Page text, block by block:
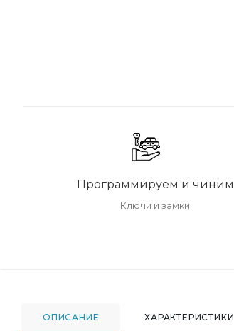
Программируем и чиним
Ключи и замки
ОПИСАНИЕ ХАРАКТЕРИСТИКИ